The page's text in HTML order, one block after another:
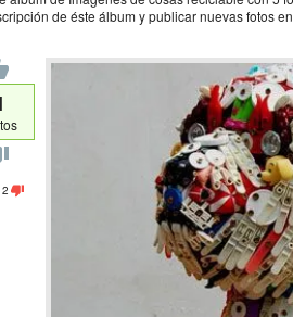
de éste álbum y publicar nuevas fotos
2